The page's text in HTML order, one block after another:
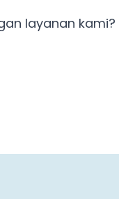
layanan kami?